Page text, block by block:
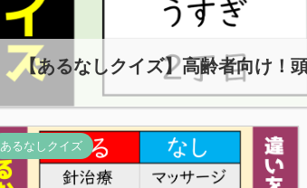
【あるなしクイズ】高齢者向け！
あるなしクイズ